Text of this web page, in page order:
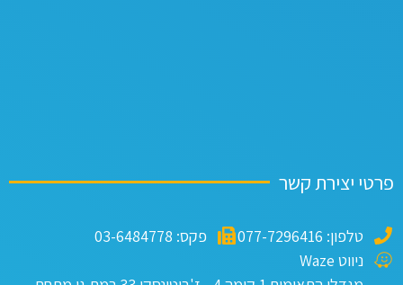
פרטי יצירת קשר
טלפון: 077-7296416
פקס: 03-6484778
ניווט Waze